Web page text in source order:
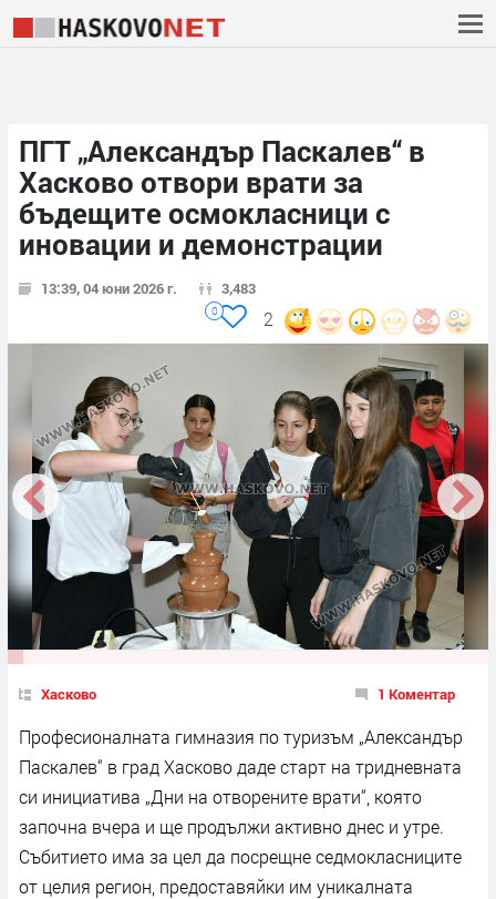
ПГТ „Александър Паскалев“ в
Хасково отвори врати за
бъдещите осмокласници с
иновации и демонстрации
13:39, 04 юни 2026 г. 3,483
2
0
Хасково 1 Коментар
Професионалната гимназия по туризъм „Александър
Паскалев“ в град Хасково даде старт на тридневната
си инициатива „Дни на отворените врати“, която
започна вчера и ще продължи активно днес и утре.
Събитието има за цел да посрещне седмокласниците
от целия регион, предоставяйки им уникалната